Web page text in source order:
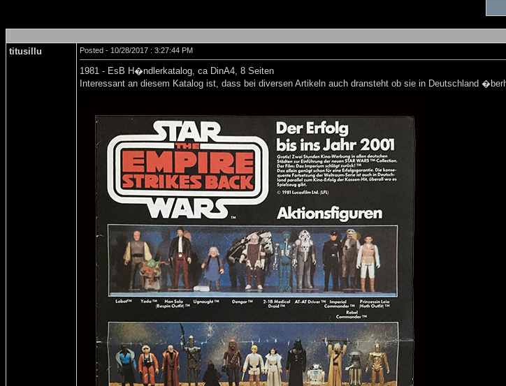
titusillu Posted - 10/28/2017 : 3:27:44 PM
1981 - EsB H�ndlerkatalog, ca DinA4, 8 Seiten
Interessant an diesem Katalog ist, dass bei diversen Artikeln auch dransteht ob sie in Deutschland